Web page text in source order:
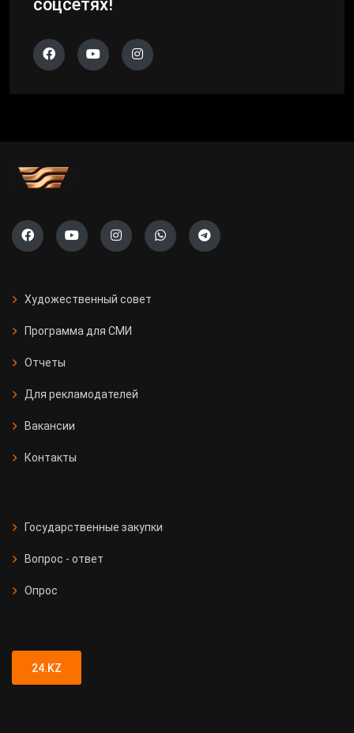
соцсетях!
Художественный совет
Программа для СМИ
Отчеты
Для рекламодателей
Вакансии
Контакты
Государственные закупки
Вопрос - ответ
Опрос
24.KZ